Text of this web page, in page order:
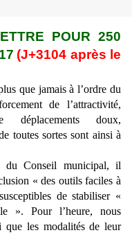
POUR 250
(J+3104 après le
que jamais à l’ordre du
de l’attractivité,
déplacements doux,
toutes sortes sont ainsi à
du Conseil municipal, il
« des outils faciles à
de stabiliser «
». Pour l’heure, nous
que les modalités de leur